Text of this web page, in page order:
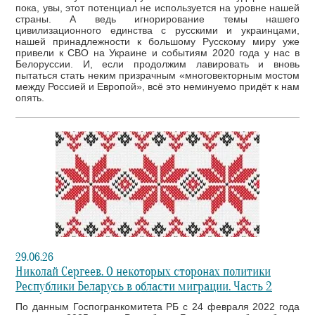
пока, увы, этот потенциал не используется на уровне нашей
страны. А ведь игнорирование темы нашего
цивилизационного единства с русскими и украинцами,
нашей принадлежности к большому Русскому миру уже
привели к СВО на Украине и событиям 2020 года у нас в
Белоруссии. И, если продолжим лавировать и вновь
пытаться стать неким призрачным «многовекторным мостом
между Россией и Европой», всё это неминуемо придёт к нам
опять.
29.06.26
Николай Сергеев. О некоторых сторонах политики
Республики Беларусь в области миграции. Часть 2
По данным Госпогранкомитета РБ с 24 февраля 2022 года